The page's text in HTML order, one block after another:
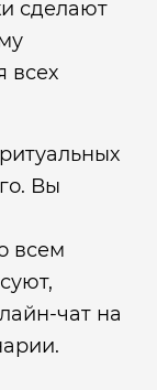
сделают
всех
Вы
всем
чат на